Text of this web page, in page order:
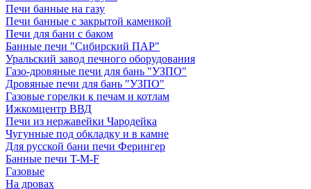
Печи банные на газу
Печи банные с закрытой каменкой
Печи для бани с баком
Банные печи "Сибирский ПАР"
Уральский завод печного оборудования
Газо-дровяные печи для бань "УЗПО"
Дровяные печи для бань "УЗПО"
Газовые горелки к печам и котлам
Ижкомцентр ВВД
Печи из нержавейки Чародейка
Чугунные под обкладку и в камне
Для русской бани печи Ферингер
Банные печи T-M-F
Газовые
На дровах